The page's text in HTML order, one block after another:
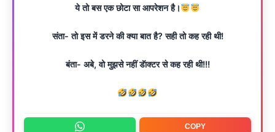
ये तो बस एक छोटा सा आपरेशन है।
संता- तो इस में डरने की क्या बात है? सही तो कह रही थी!
बंता- अबे, वो मुझसे नहीं डॅाक्टर से कह रही थी!!!
COPY